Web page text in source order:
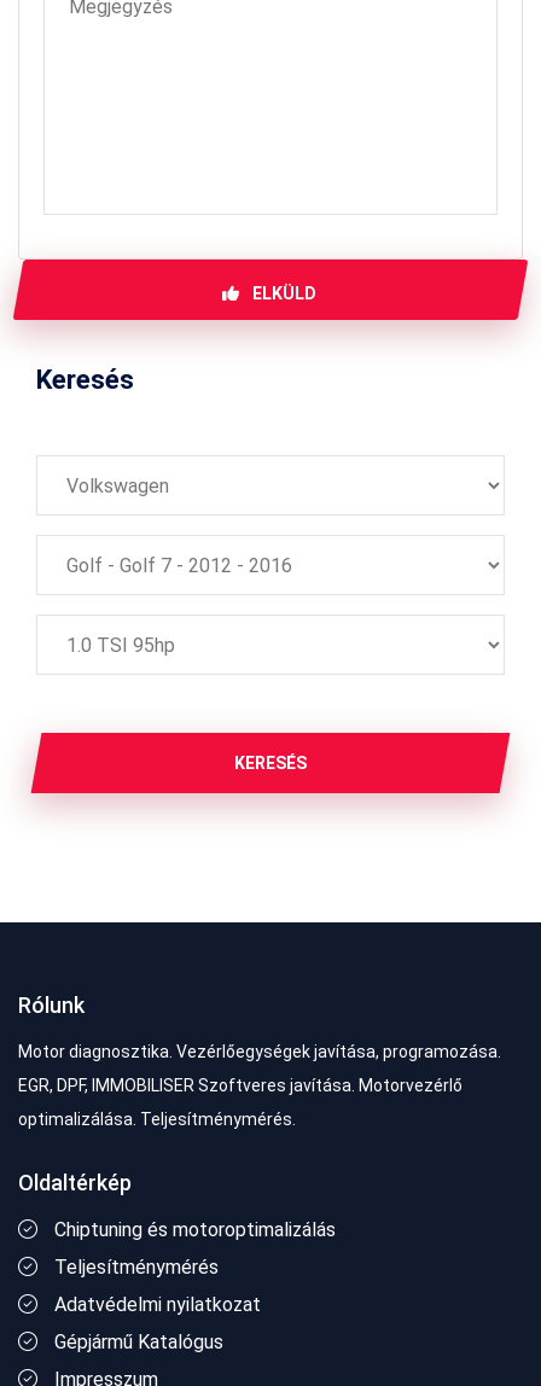
ELKÜLD
Keresés
KERESÉS
Rólunk
Motor diagnosztika. Vezérlőegységek javítása, programozása.
EGR, DPF, IMMOBILISER Szoftveres javítása. Motorvezérlő
optimalizálása. Teljesítménymérés.
Oldaltérkép
Chiptuning és motoroptimalizálás
Teljesítménymérés
Adatvédelmi nyilatkozat
Gépjármű Katalógus
Impresszum